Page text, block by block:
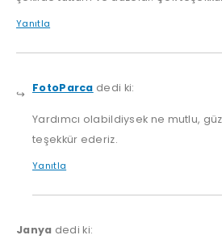
Yanıtla
FotoParca dedi ki:
Yardımcı olabildiysek ne mutlu,
teşekkür ederiz.
Yanıtla
Janya dedi ki: